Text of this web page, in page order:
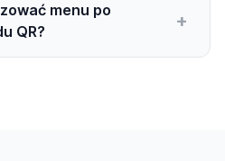
menu po
QR?
+